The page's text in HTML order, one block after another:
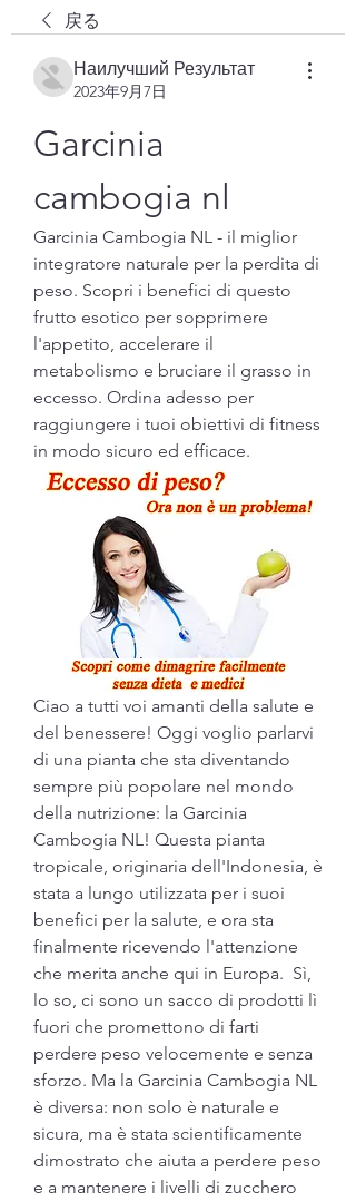
戻る
Наилучший Результат
2023年9月7日
Garcinia
cambogia nl
Garcinia Cambogia NL - il miglior
integratore naturale per la perdita di
peso. Scopri i benefici di questo
frutto esotico per sopprimere
l'appetito, accelerare il
metabolismo e bruciare il grasso in
eccesso. Ordina adesso per
raggiungere i tuoi obiettivi di fitness
in modo sicuro ed efficace.
Ciao a tutti voi amanti della salute e
del benessere! Oggi voglio parlarvi
di una pianta che sta diventando
sempre più popolare nel mondo
della nutrizione: la Garcinia
Cambogia NL! Questa pianta
tropicale, originaria dell'Indonesia, è
stata a lungo utilizzata per i suoi
benefici per la salute, e ora sta
finalmente ricevendo l'attenzione
che merita anche qui in Europa.  Sì,
lo so, ci sono un sacco di prodotti lì
fuori che promettono di farti
perdere peso velocemente e senza
sforzo. Ma la Garcinia Cambogia NL
è diversa: non solo è naturale e
sicura, ma è stata scientificamente
dimostrato che aiuta a perdere peso
e a mantenere i livelli di zucchero